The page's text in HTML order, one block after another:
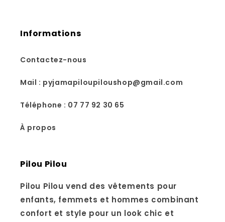
Informations
Contactez-nous
Mail : pyjamapiloupiloushop@gmail.com
Téléphone : 07 77 92 30 65
À propos
Pilou Pilou
Pilou Pilou vend des vêtements pour
enfants, femmets et hommes combinant
confort et style pour un look chic et